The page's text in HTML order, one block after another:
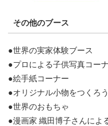
その他のブース
●世界の実家体験ブース
●プロによる子供写真コー
●絵手紙コーナー
●オリジナル小物をつくろう
●世界のおもちゃ
●漫画家 織田博子さんによ